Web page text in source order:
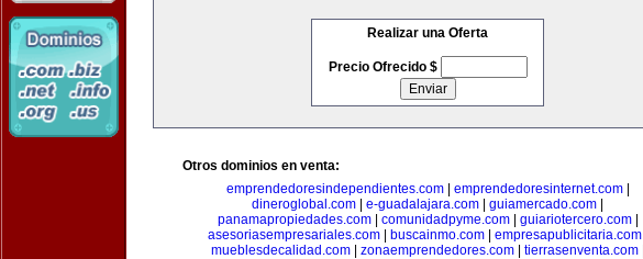
Realizar una Oferta
Precio Ofrecido $
Otros dominios en venta:
emprendedoresindependientes.com| emprendedoresinternet.com|
dineroglobal.com
e-guadalajara.com guiamercado.com
panamapropiedades.com| comunidadpyme.com| guiariotercero.com|
asesoriasempresariales.com| buscainmo.com| empresapublicitaria.com|
mueblesdecalidad.com| zonaemprendedores.com| tierrasenventa.com|